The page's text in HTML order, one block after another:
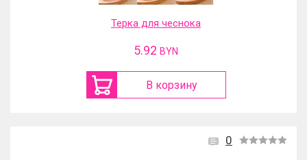
Терка для чеснока
5.92 BYN
В корзину
0